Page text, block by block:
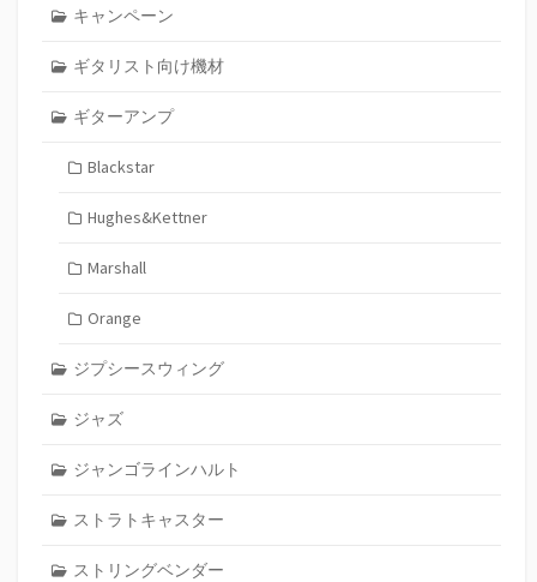
キャンペーン
ギタリスト向け機材
ギターアンプ
Blackstar
Hughes&Kettner
Marshall
Orange
ジプシースウィング
ジャズ
ジャンゴラインハルト
ストラトキャスター
ストリングベンダー